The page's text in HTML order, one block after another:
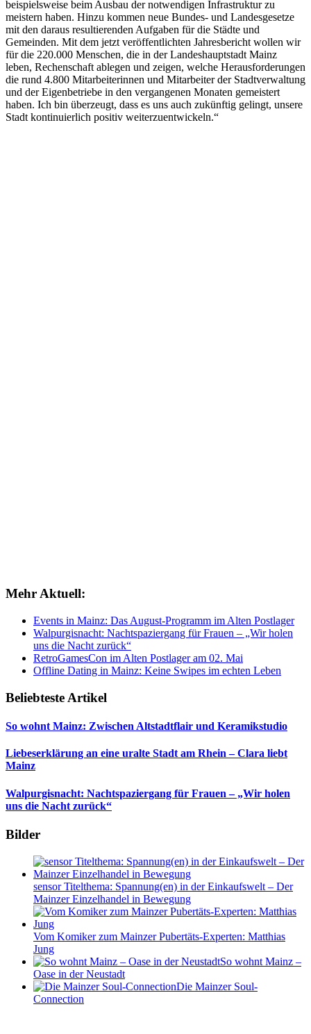
beispielsweise beim Ausbau der notwendigen Infrastruktur zu
meistern haben. Hinzu kommen neue Bundes- und Landesgesetze
mit den daraus resultierenden Aufgaben für die Städte und
Gemeinden. Mit dem jetzt veröffentlichten Jahresbericht wollen wir
für die 220.000 Menschen, die in der Landeshauptstadt Mainz
leben, Rechenschaft ablegen und zeigen, welche Herausforderungen
die rund 4.800 Mitarbeiterinnen und Mitarbeiter der Stadtverwaltung
und der Eigenbetriebe in den vergangenen Monaten gemeistert
haben. Ich bin überzeugt, dass es uns auch zukünftig gelingt, unsere
Stadt kontinuierlich positiv weiterzuentwickeln.“
Mehr Aktuell:
Events in Mainz: Das August-Programm im Alten Postlager
Walpurgisnacht: Nachtspaziergang für Frauen – „Wir holen
uns die Nacht zurück“
RetroGamesCon im Alten Postlager am 02. Mai
Offline Dating in Mainz: Keine Swipes im echten Leben
Beliebteste Artikel
So wohnt Mainz: Zwischen Altstadtflair und Keramikstudio
Liebeserklärung an eine uralte Stadt am Rhein – Clara liebt
Mainz
Walpurgisnacht: Nachtspaziergang für Frauen – „Wir holen
uns die Nacht zurück“
Bilder
sensor Titelthema: Spannung(en) in der Einkaufswelt – Der
Mainzer Einzelhandel in Bewegung
Vom Komiker zum Mainzer Pubertäts-Experten: Matthias
Jung
So wohnt Mainz –
Oase in der Neustadt
Die Mainzer Soul-
Connection